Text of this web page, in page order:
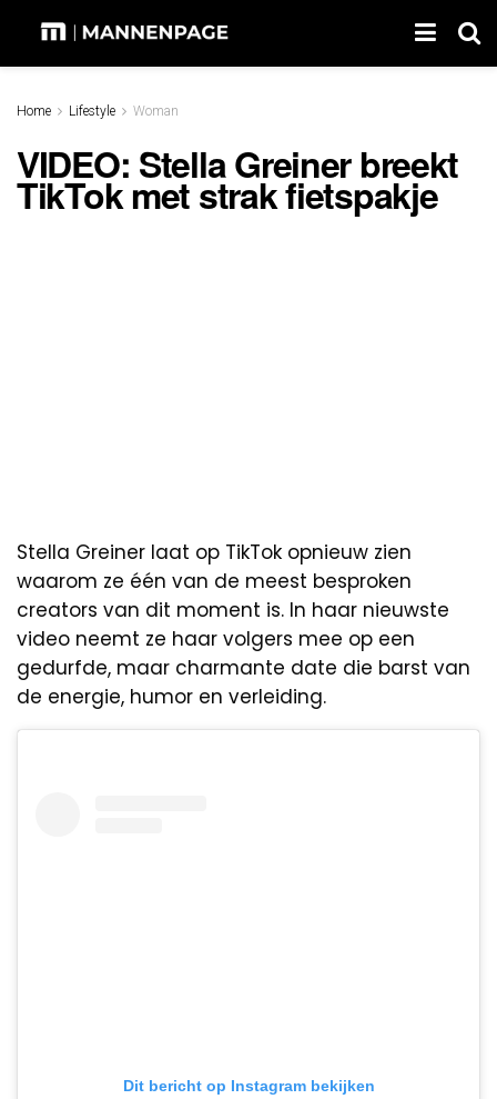
Home Lifestyle Woman
VIDEO: Stella Greiner breekt
TikTok met strak fietspakje
Stella Greiner laat op TikTok opnieuw zien
waarom ze één van de meest besproken
creators van dit moment is. In haar nieuwste
video neemt ze haar volgers mee op een
gedurfde, maar charmante date die barst van
de energie, humor en verleiding.
Dit bericht op Instagram bekijken